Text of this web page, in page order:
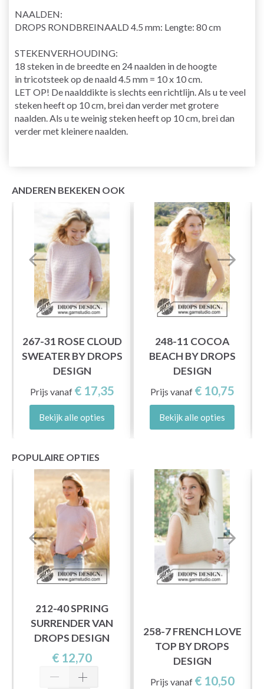
NAALDEN:
DROPS RONDBREINAALD 4.5 mm: Lengte: 80 cm
STEKENVERHOUDING:
18 steken in de breedte en 24 naalden in de hoogte
intricotsteek op denaald4.5 mm = 10 x 10 cm.
LET OP! De naalddikte is slechts een richtlijn. Als u te veel
steken heeft op 10 cm, brei dan verder met grotere
naalden. Als u te weinig steken heeft op 10 cm, brei dan
verder met kleinere naalden.
ANDEREN BEKEKEN OOK
267-31 ROSE CLOUD
SWEATER BY DROPS
DESIGN
Prijs vanaf € 17,35
Bekijk alle opties
248-11 COCOA
BEACH BY DROPS
DESIGN
Prijs vanaf € 10,75
Bekijk alle opties
POPULAIRE OPTIES
212-40 SPRING
SURRENDER VAN
DROPS DESIGN
€ 12,70
258-7 FRENCH LOVE
TOP BY DROPS
DESIGN
Prijs vanaf € 10,50